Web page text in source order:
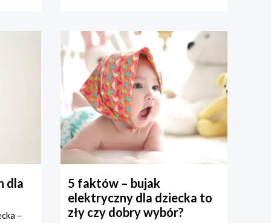
dla
–
5 faktów – bujak
elektryczny dla dziecka to
zły czy dobry wybór?